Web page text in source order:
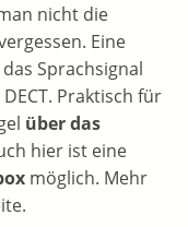
nicht die
Eine
Sprachsignal
Praktisch für
über das
hier ist eine
möglich. Mehr